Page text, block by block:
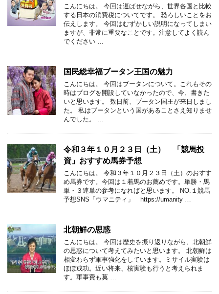
こんにちは。 今回は遅ばせながら、世界各国と比較
する日本の消費税についてです。 恐ろしいことをお
伝えします。 今回はむずかしい説明になってしまい
ますが、非常に重要なことです。注意してよく読ん
でください …
国民総幸福ブータン王国の魅力
こんにちは。 今回はブータンについて。これもその
時はブログを開設していなかったので、今、書きた
いと思います。 数日前、ブータン国王が来日しまし
た。 私はブータンという国があることさえ知りませ
んでした。 …
令和３年１０月２３日（土） 「競馬投
資」おすすめ馬券予想
こんにちは。 令和３年１０月２３日（土）のおすす
め馬券です。今回は１着馬のお薦めです。単勝・馬
単・３連単の参考になればと思います。 NO.１競馬
予想SNS「ウマニティ」 https://umanity …
北朝鮮の思惑
こんにちは。 今回は歴史を振り返りながら、北朝鮮
の思惑について考えてみたいと思います。 北朝鮮は
相変わらず軍事強化をしています。ミサイル実験は
ほぼ成功。近い将来、核実験も行うと考えられま
す。軍事費も莫 …